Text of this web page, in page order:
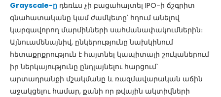
Grayscale-ը դեռևս չի բացահայտել IPO-ի ճշգրիտ
գնահատականը կամ ժամկետը՝ հղում անելով
կարգավորող մարմինների սահմանափակումներին։
Այնուամենայնիվ, ընկերությունը նախկինում
հետաքրքրություն է հայտնել կապիտալի շուկաներում
իր ներկայությունը ընդլայնելու հարցում՝
արտադրանքի մշակմանը և ռազմավարական աճին
աջակցելու համար, քանի որ թվային ակտիվների